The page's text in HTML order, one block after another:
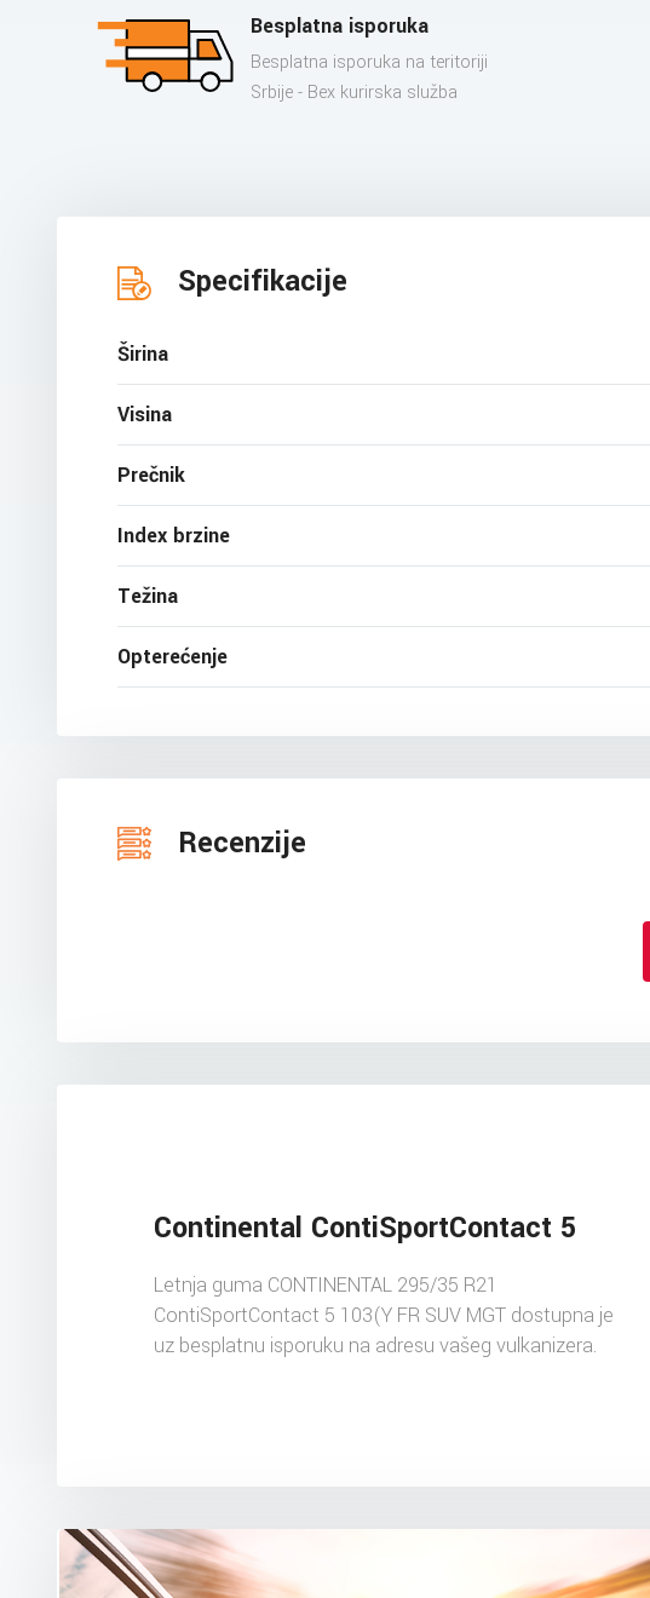
Besplatna isporuka
Besplatna isporuka na teritoriji
Srbije - Bex kurirska služba
Specifikacije
Širina
Visina
Prečnik
Index brzine
Težina
Opterećenje
Recenzije
Continental ContiSportContact 5
Letnja guma CONTINENTAL 295/35 R21
ContiSportContact 5 103(Y FR SUV MGT dostupna je
uz besplatnu isporuku na adresu vašeg vulkanizera.